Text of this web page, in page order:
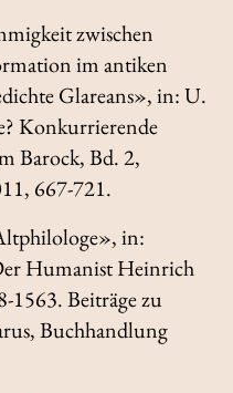
zwischen
im antiken
Glareans», in: U.
Konkurrierende
Barock, Bd. 2,
667-721.
in:
Humanist Heinrich
1563. Beiträge zu
Buchhandlung